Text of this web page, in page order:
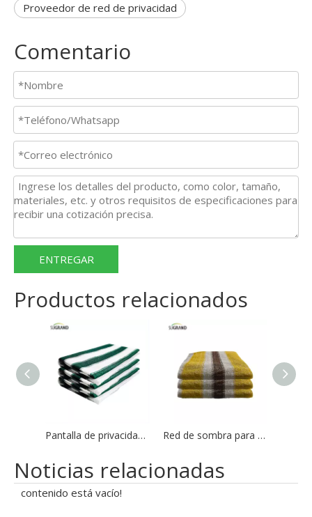
Proveedor de red de privacidad
Comentario
ENTREGAR
Productos relacionados
Pantalla de privacidad de alta resistencia, valla de malla, red para sombra, jardín, patio trasero Red de sombra para balcón de alambre plano de 6 agujas gruesas red de privacidad red de valla de seguridad
Noticias relacionadas
contenido está vacío!